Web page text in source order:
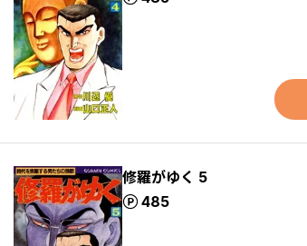
修羅がゆく 5
485
ポイント